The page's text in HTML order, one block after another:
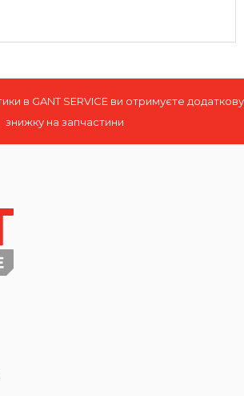
в GANT SERVICE ви отримуєте додаткову
знижку на запчастини